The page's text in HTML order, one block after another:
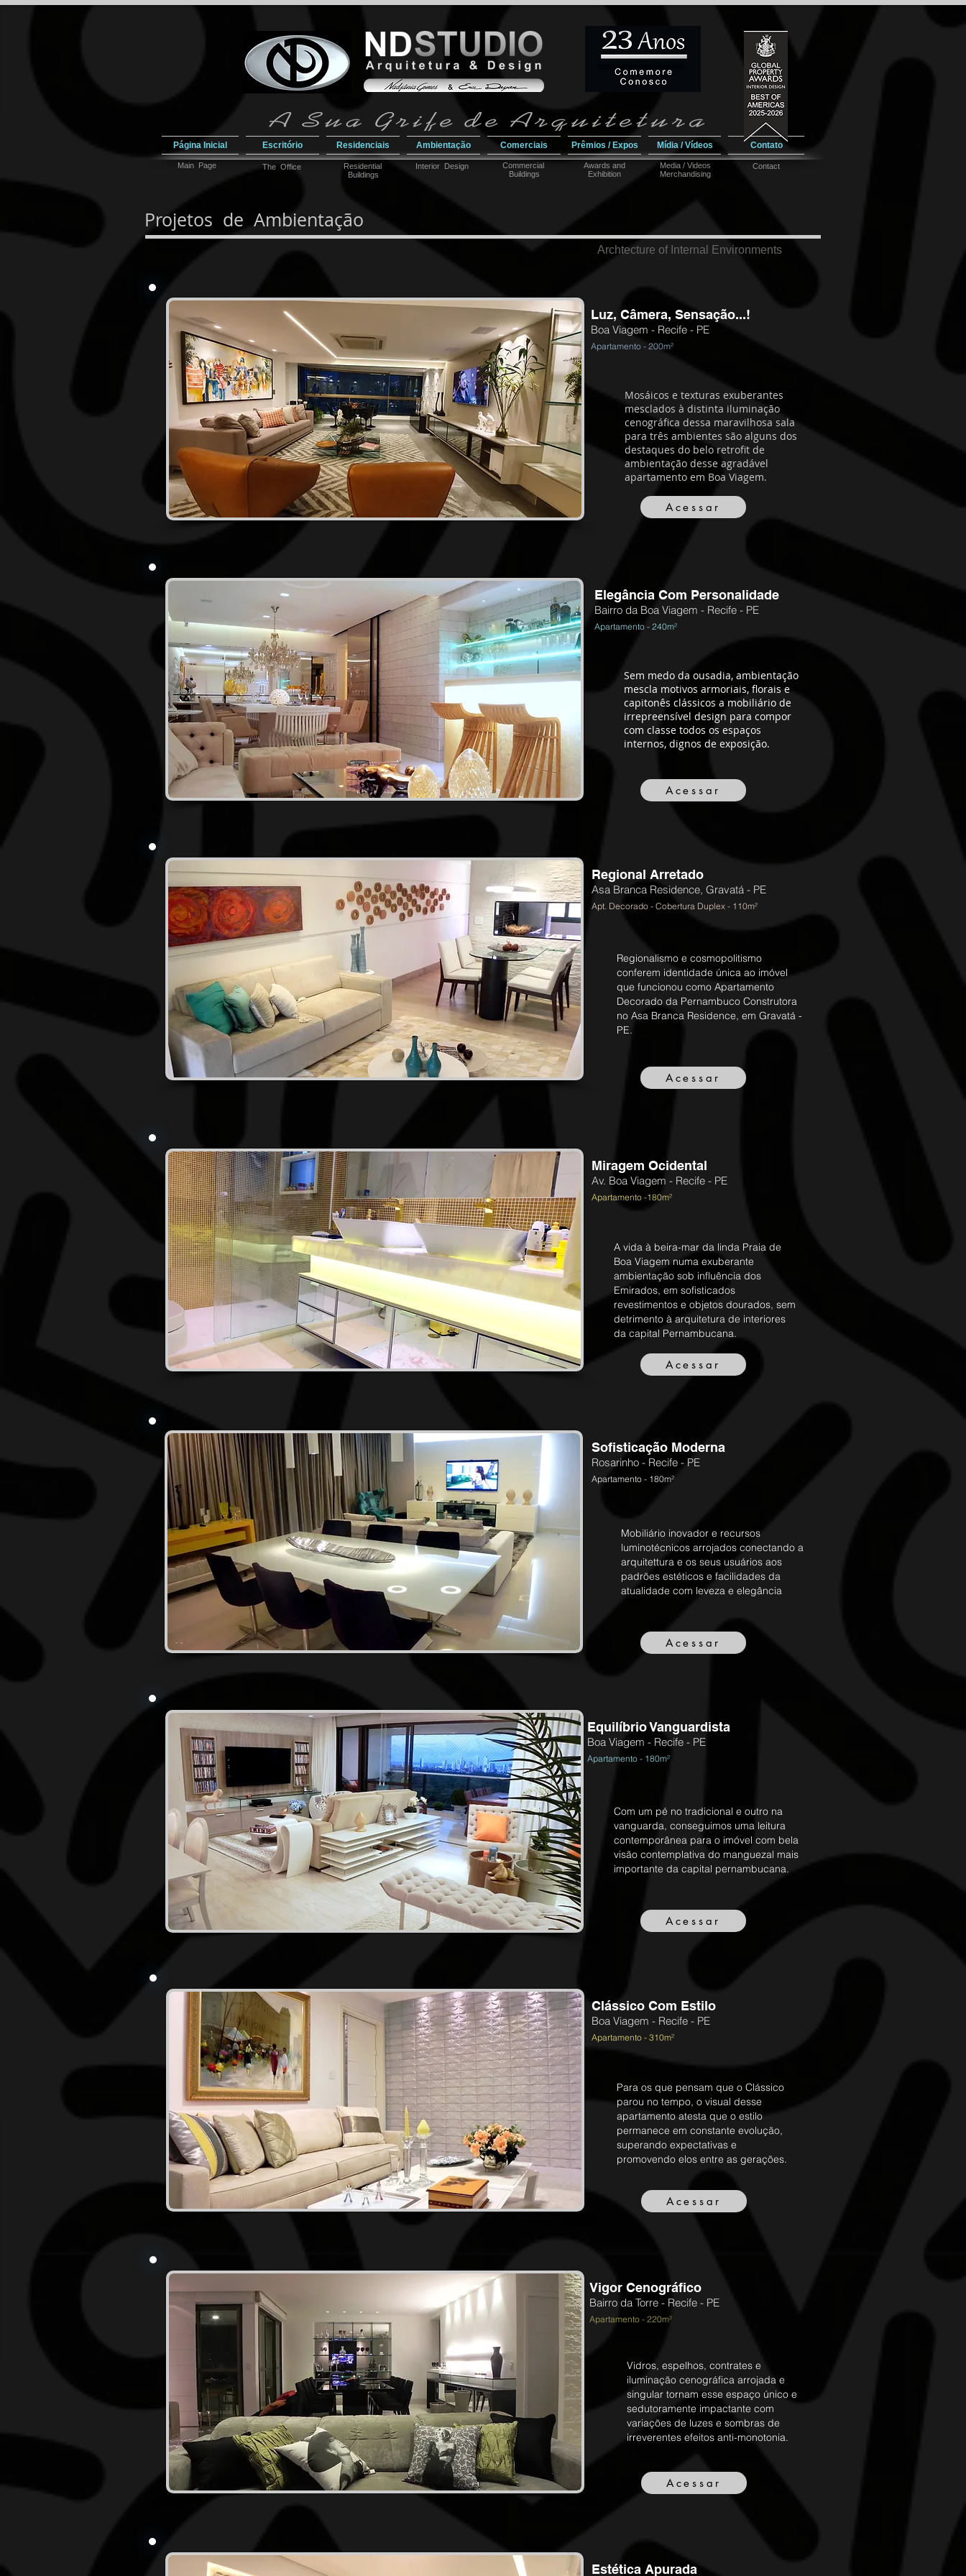
Página Inicial Escritório Residenciais Ambientação Comerciais Prêmios / Expos Mídia / Vídeos Contato
Main Page The Office
Residential
Buildings
Interior Design
Commercial
Buildings
Media / Videos
Merchandising
Contact
Awards and
Exhibition
Projetos de Ambientação
Archtecture of Internal Environments
Acessar
Mosáicos e texturas exuberantes
mesclados à distinta iluminação
cenográfica dessa maravilhosa sala
para três ambientes são alguns dos
destaques do belo retrofit de
ambientação desse agradável
apartamento em Boa Viagem.
Boa Viagem - Recife - PE
Luz, Câmera, Sensação...!
Apartamento - 200m²
Acessar
Bairro da Boa Viagem - Recife - PE
Elegância Com Personalidade
Apartamento - 240m²
Sem medo da ousadia, ambientação
mescla motivos armoriais, florais e
capitonês clássicos a mobiliário de
irrepreensível design para compor
com classe todos os espaços
internos, dignos de exposição.
Acessar
Asa Branca Residence, Gravatá - PE
Regional Arretado
Apt. Decorado - Cobertura Duplex - 110m²
Regionalismo e cosmopolitismo
conferem identidade única ao imóvel
que funcionou como Apartamento
Decorado da Pernambuco Construtora
no Asa Branca Residence, em Gravatá -
PE.
Acessar
Av. Boa Viagem - Recife - PE
Miragem Ocidental
Apartamento -180m²
A vida à beira-mar da linda Praia de
Boa Viagem numa exuberante
ambientação sob influência dos
Emirados, em sofisticados
revestimentos e objetos dourados, sem
detrimento à arquitetura de interiores
da capital Pernambucana.
Acessar
Rosarinho - Recife - PE
Sofisticação Moderna
Apartamento - 180m²
Mobiliário inovador e recursos
luminotécnicos arrojados conectando a
arquitettura e os seus usuários aos
padrões estéticos e facilidades da
atualidade com leveza e elegância
Acessar
Boa Viagem - Recife - PE
Equilíbrio Vanguardista
Apartamento - 180m²
Com um pé no tradicional e outro na
vanguarda, conseguimos uma leitura
contemporânea para o imóvel com bela
visão contemplativa do manguezal mais
importante da capital pernambucana.
Acessar
Boa Viagem - Recife - PE
Clássico Com Estilo
Apartamento - 310m²
Para os que pensam que o Clássico
parou no tempo, o visual desse
apartamento atesta que o estilo
permanece em constante evolução,
superando expectativas e
promovendo elos entre as gerações.
Acessar
Bairro da Torre - Recife - PE
Vigor Cenográfico
Apartamento - 220m²
Vidros, espelhos, contrates e
iluminação cenográfica arrojada e
singular tornam esse espaço único e
sedutoramente impactante com
variações de luzes e sombras de
irreverentes efeitos anti-monotonia.
Estética Apurada